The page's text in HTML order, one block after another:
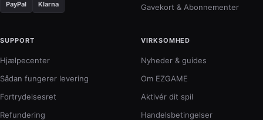
PayPal Klarna
Gavekort & Abonnementer
SUPPORT
Hjælpecenter
Sådan fungerer levering
Fortrydelsesret
Refundering
VIRKSOMHED
Nyheder & guides
Om EZGAME
Aktivér dit spil
Handelsbetingelser